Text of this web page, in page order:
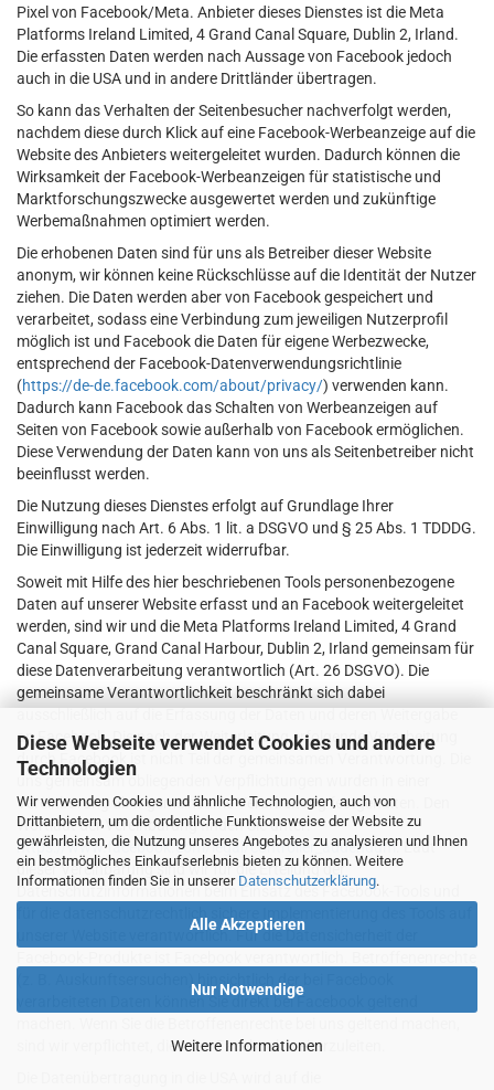
Diese Webseite verwendet Cookies und andere
Technologien
Wir verwenden Cookies und ähnliche Technologien, auch von
Drittanbietern, um die ordentliche Funktionsweise der Website zu
gewährleisten, die Nutzung unseres Angebotes zu analysieren und Ihnen
ein bestmögliches Einkaufserlebnis bieten zu können. Weitere
Informationen finden Sie in unserer Datenschutzerklärung.
Alle Akzeptieren
Nur Notwendige
Weitere Informationen
Pixel von Facebook/Meta. Anbieter dieses Dienstes ist die Meta
Platforms Ireland Limited, 4 Grand Canal Square, Dublin 2, Irland.
Die erfassten Daten werden nach Aussage von Facebook jedoch
auch in die USA und in andere Drittländer übertragen.
So kann das Verhalten der Seitenbesucher nachverfolgt werden,
nachdem diese durch Klick auf eine Facebook-Werbeanzeige auf die
Website des Anbieters weitergeleitet wurden. Dadurch können die
Wirksamkeit der Facebook-Werbeanzeigen für statistische und
Marktforschungszwecke ausgewertet werden und zukünftige
Werbemaßnahmen optimiert werden.
Die erhobenen Daten sind für uns als Betreiber dieser Website
anonym, wir können keine Rückschlüsse auf die Identität der Nutzer
ziehen. Die Daten werden aber von Facebook gespeichert und
verarbeitet, sodass eine Verbindung zum jeweiligen Nutzerprofil
möglich ist und Facebook die Daten für eigene Werbezwecke,
entsprechend der Facebook-Datenverwendungsrichtlinie
(https://de-de.facebook.com/about/privacy/) verwenden kann.
Dadurch kann Facebook das Schalten von Werbeanzeigen auf
Seiten von Facebook sowie außerhalb von Facebook ermöglichen.
Diese Verwendung der Daten kann von uns als Seitenbetreiber nicht
beeinflusst werden.
Die Nutzung dieses Dienstes erfolgt auf Grundlage Ihrer
Einwilligung nach Art. 6 Abs. 1 lit. a DSGVO und § 25 Abs. 1 TDDDG.
Die Einwilligung ist jederzeit widerrufbar.
Soweit mit Hilfe des hier beschriebenen Tools personenbezogene
Daten auf unserer Website erfasst und an Facebook weitergeleitet
werden, sind wir und die Meta Platforms Ireland Limited, 4 Grand
Canal Square, Grand Canal Harbour, Dublin 2, Irland gemeinsam für
diese Datenverarbeitung verantwortlich (Art. 26 DSGVO). Die
gemeinsame Verantwortlichkeit beschränkt sich dabei
an Facebook. Die nach der Weiterleitung erfolgende Verarbeitung
durch Facebook ist nicht Teil der gemeinsamen Verantwortung. Die
uns gemeinsam obliegenden Verpflichtungen wurden in einer
Vereinbarung über gemeinsame Verarbeitung festgehalten. Den
Wortlaut der Vereinbarung finden Sie unter:
https://www.facebook.com/legal/controller_addendum. Laut
dieser Vereinbarung sind wir für die Erteilung der
Datenschutzinformationen beim Einsatz des Facebook-Tools und
unserer Website verantwortlich. Für die Datensicherheit der
(z. B. Auskunftsersuchen) hinsichtlich der bei Facebook
verarbeiteten Daten können Sie direkt bei Facebook geltend
sind wir verpflichtet, diese an Facebook weiterzuleiten.